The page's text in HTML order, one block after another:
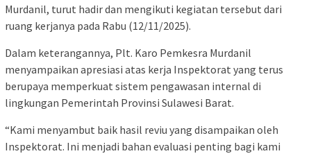
Murdanil, turut hadir dan mengikuti kegiatan tersebut dari
ruang kerjanya pada Rabu (12/11/2025).
Dalam keterangannya, Plt. Karo Pemkesra Murdanil
menyampaikan apresiasi atas kerja Inspektorat yang terus
berupaya memperkuat sistem pengawasan internal di
lingkungan Pemerintah Provinsi Sulawesi Barat.
“Kami menyambut baik hasil reviu yang disampaikan oleh
Inspektorat. Ini menjadi bahan evaluasi penting bagi kami